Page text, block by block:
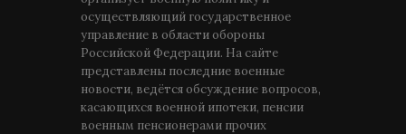
осуществляющий государственное
управление в области обороны
Российской Федерации. На сайте
представлены последние военные
новости, ведётся обсуждение вопросов,
касающихся военной ипотеки, пенсии
военным пенсионерами прочих